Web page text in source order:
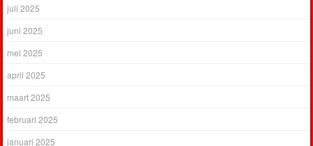
juli 2025
juni 2025
mei 2025
april 2025
maart 2025
februari 2025
januari 2025